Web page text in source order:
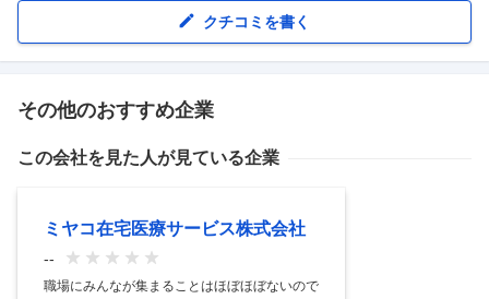
クチコミを書く
その他のおすすめ企業
この会社を見た人が見ている企業
ミヤコ在宅医療サービス株式会社
--
職場にみんなが集まることはほぼほぼないので